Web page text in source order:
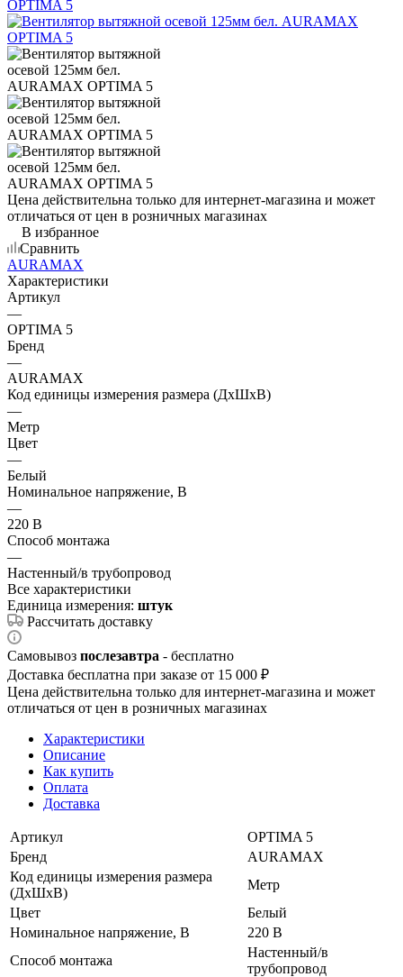
Цена действительна только для интернет-магазина и может
отличаться от цен в розничных магазинах
В избранное
Сравнить
AURAMAX
Характеристики
Артикул
—
OPTIMA 5
Бренд
—
AURAMAX
Код единицы измерения размера (ДхШхВ)
—
Метр
Цвет
—
Белый
Номинальное напряжение, В
—
220 В
Способ монтажа
—
Настенный/в трубопровод
Все характеристики
Единица измерения: штук
Рассчитать доставку
Самовывоз послезавтра - бесплатно
Доставка бесплатна при заказе от 15 000 ₽
Цена действительна только для интернет-магазина и может
отличаться от цен в розничных магазинах
Характеристики
Описание
Как купить
Оплата
Доставка
Артикул
OPTIMA 5
Бренд
AURAMAX
Код единицы измерения размера
(ДхШхВ)
Метр
Цвет
Белый
Номинальное напряжение, В
220 В
Способ монтажа
Настенный/в
трубопровод